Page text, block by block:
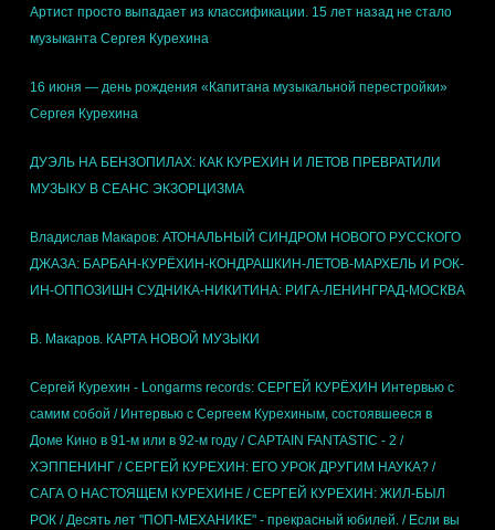
Артист просто выпадает из классификации. 15 лет назад не стало
музыканта Сергея Курехина
16 июня — день рождения «Капитана музыкальной перестройки»
Сергея Курехина
ДУЭЛЬ НА БЕНЗОПИЛАХ: КАК КУРЕХИН И ЛЕТОВ ПРЕВРАТИЛИ
МУЗЫКУ В СЕАНС ЭКЗОРЦИЗМА
Владислав Макаров: АТОНАЛЬНЫЙ СИНДРОМ НОВОГО РУССКОГО
ДЖАЗА: БАРБАН-КУРЁХИН-КОНДРАШКИН-ЛЕТОВ-МАРХЕЛЬ И РОК-
ИН-ОППОЗИШН СУДНИКА-НИКИТИНА: РИГА-ЛЕНИНГРАД-МОСКВА
В. Макаров. КАРТА НОВОЙ МУЗЫКИ
Сергей Курехин - Longarms records: СЕРГЕЙ КУРЁХИН Интервью с
самим собой / Интервью с Сергеем Курехиным, состоявшееся в
Доме Кино в 91-м или в 92-м году / CAPTAIN FANTASTIC - 2 /
ХЭППЕНИНГ / СЕРГЕЙ КУРЕХИН: ЕГО УРОК ДРУГИМ НАУКА? /
САГА О НАСТОЯЩЕМ КУРЕХИНЕ / СЕРГЕЙ КУРЕХИН: ЖИЛ-БЫЛ
РОК / Десять лет "ПОП-МЕХАНИКЕ" - прекрасный юбилей. / Если вы